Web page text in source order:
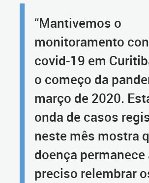
“Mantivemos o
monitoramento
covid-19 em
o começo da
março de 2020.
onda de casos
neste mês mostra
doença permanece
preciso relembrar